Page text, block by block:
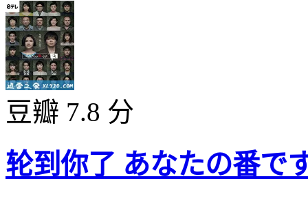
豆瓣 7.8 分
轮到你了 あなたの番で